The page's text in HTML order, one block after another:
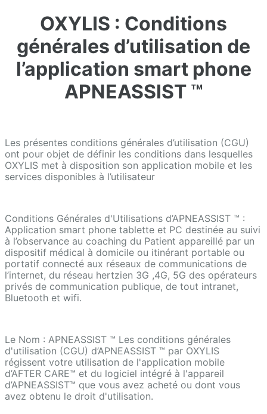
OXYLIS : Conditions
générales d’utilisation de
l’application smart phone
APNEASSIST ™
Les présentes conditions générales d’utilisation (CGU)
ont pour objet de définir les conditions dans lesquelles
OXYLIS met à disposition son application mobile et les
services disponibles à l’utilisateur
Conditions Générales d'Utilisations d’APNEASSIST ™ :
Application smart phone tablette et PC destinée au suivi
à l’observance au coaching du Patient appareillé par un
dispositif médical à domicile ou itinérant portable ou
portatif connecté aux réseaux de communications de
l’internet, du réseau hertzien 3G ,4G, 5G des opérateurs
privés de communication publique, de tout intranet,
Bluetooth et wifi.
Le Nom : APNEASSIST ™ Les conditions générales
d'utilisation (CGU) d’APNEASSIST ™ par OXYLIS
régissent votre utilisation de l'application mobile
d’AFTER CARE™ et du logiciel intégré à l'appareil
d’APNEASSIST™ que vous avez acheté ou dont vous
avez obtenu le droit d'utilisation.